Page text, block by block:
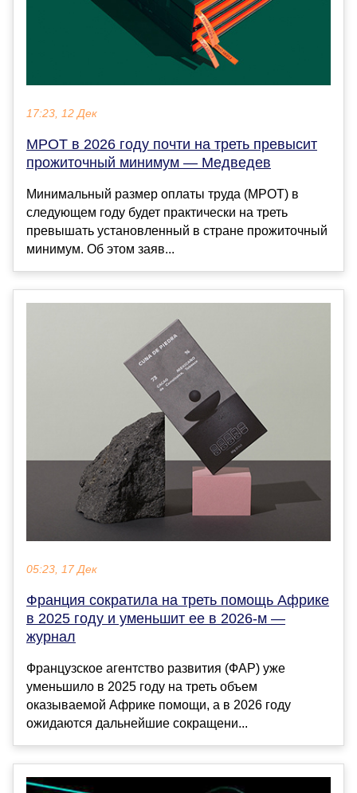
17:23, 12 Дек
МРОТ в 2026 году почти на треть превысит
прожиточный минимум — Медведев
Минимальный размер оплаты труда (МРОТ) в
следующем году будет практически на треть
превышать установленный в стране прожиточный
минимум. Об этом заяв...
05:23, 17 Дек
Франция сократила на треть помощь Африке
в 2025 году и уменьшит ее в 2026-м —
журнал
Французское агентство развития (ФАР) уже
уменьшило в 2025 году на треть объем
оказываемой Африке помощи, а в 2026 году
ожидаются дальнейшие сокращени...